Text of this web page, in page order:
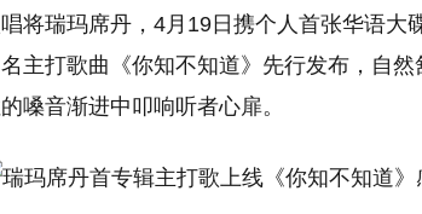
将瑞玛席丹，4月19日携个人首张华语大
主打歌曲《你知不知道》先行发布，自
嗓音渐进中叩响听者心扉。